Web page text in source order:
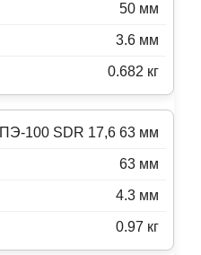
50 мм
3.6 мм
0.682 кг
ПЭ-100 SDR 17,6 63 мм
63 мм
4.3 мм
0.97 кг